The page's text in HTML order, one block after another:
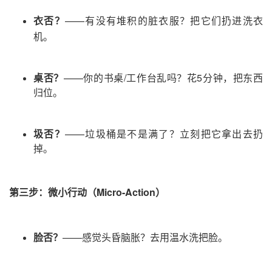
衣否？ ——有没有堆积的脏衣服？把它们扔进洗衣
机。
桌否？ ——你的书桌/工作台乱吗？花5分钟，把东西
归位。
圾否？ ——垃圾桶是不是满了？立刻把它拿出去扔
掉。
第三步：微小行动 （Micro-Action）
脸否？ ——感觉头昏脑胀？去用温水洗把脸。